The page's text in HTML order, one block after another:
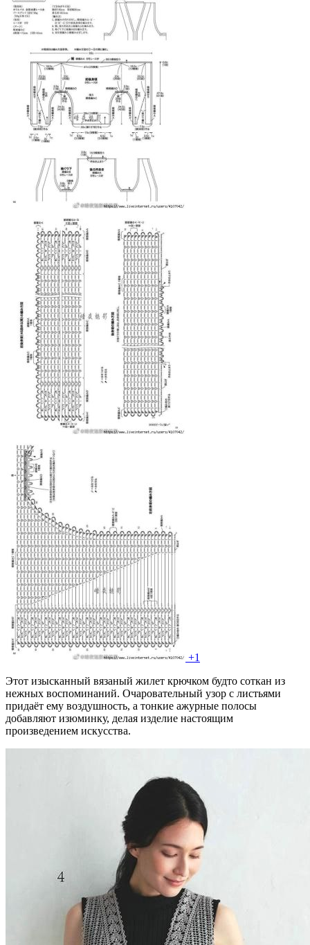
+1
Этот изысканный вязаный жилет крючком будто соткан из
нежных воспоминаний. Очаровательный узор с листьями
придаёт ему воздушность, а тонкие ажурные полосы
добавляют изюминку, делая изделие настоящим
произведением искусства.